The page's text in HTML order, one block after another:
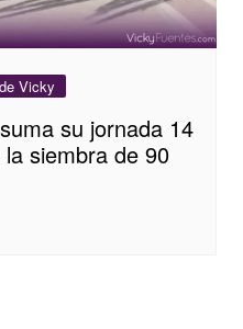
Vicky
su jornada 14
siembra de 90